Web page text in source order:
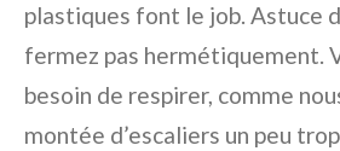
plastiques font le job. Astuce
fermez pas hermétiquement.
besoin de respirer, comme
montée d’escaliers un peu